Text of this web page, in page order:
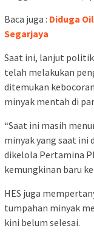
Baca juga : Diduga
Segarjaya
Saat ini, lanjut
telah melakukan
ditemukan
minyak mentah di
“Saat ini masih
minyak yang saat ini
dikelola Pertamina
kemungkinan baru
HES juga
tumpahan minyak
kini belum selesai.